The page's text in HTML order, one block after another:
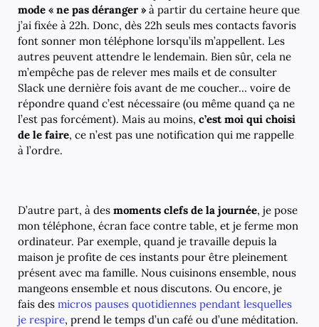
mode « ne pas déranger » à partir du certaine heure que
j’ai fixée à 22h. Donc, dès 22h seuls mes contacts favoris
font sonner mon téléphone lorsqu’ils m’appellent. Les
autres peuvent attendre le lendemain. Bien sûr, cela ne
m’empêche pas de relever mes mails et de consulter
Slack une dernière fois avant de me coucher… voire de
répondre quand c’est nécessaire (ou même quand ça ne
l’est pas forcément). Mais au moins, c’est moi qui choisi
de le faire, ce n’est pas une notification qui me rappelle
à l’ordre.
D’autre part, à des moments clefs de la journée, je pose
mon téléphone, écran face contre table, et je ferme mon
ordinateur. Par exemple, quand je travaille depuis la
maison je profite de ces instants pour être pleinement
présent avec ma famille. Nous cuisinons ensemble, nous
mangeons ensemble et nous discutons. Ou encore, je
fais des micros pauses quotidiennes pendant lesquelles
je respire, prend le temps d’un café ou d’une méditation.